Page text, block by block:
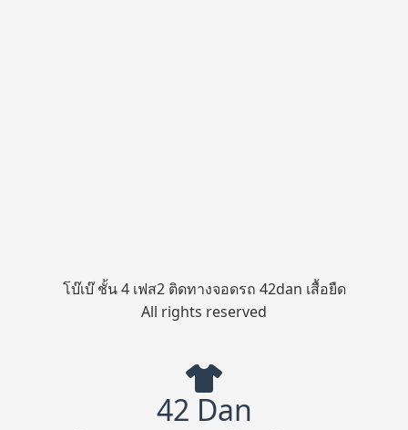
โบ๊เบ๊ ชั้น 4 เฟส2 ติดทางจอดรถ 42dan เสื้อยืด
All rights reserved
42 Dan